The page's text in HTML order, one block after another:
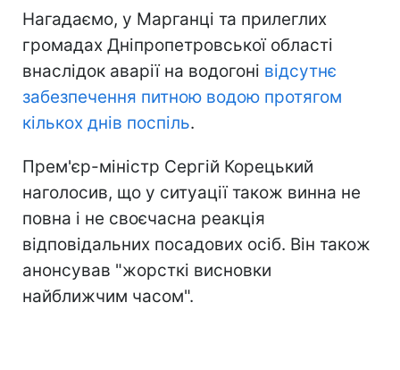
Нагадаємо, у Марганці та прилеглих
громадах Дніпропетровської області
внаслідок аварії на водогоні відсутнє
забезпечення питною водою протягом
кількох днів поспіль.
Прем'єр-міністр Сергій Корецький
наголосив, що у ситуації також винна не
повна і не своєчасна реакція
відповідальних посадових осіб. Він також
анонсував "жорсткі висновки
найближчим часом".